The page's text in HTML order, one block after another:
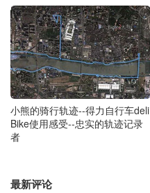
小熊的骑行轨迹--得力自行车deli
Bike使用感受--忠实的轨迹记录
者
最新评论